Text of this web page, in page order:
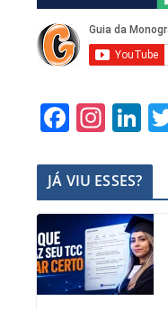
F
c
e
b
o
o
In
a
gr
a
m
Li
k
e
dI
n
JÁ VIU ESSES?